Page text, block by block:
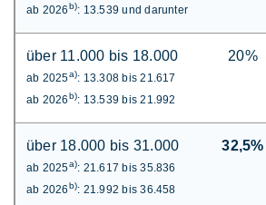
ab 2026b): 13.539 und darunter
über 11.000 bis 18.000
ab 2025a): 13.308 bis 21.617
ab 2026b): 13.539 bis 21.992
20%
über 18.000 bis 31.000
ab 2025a): 21.617 bis 35.836
ab 2026b): 21.992 bis 36.458
32,5%